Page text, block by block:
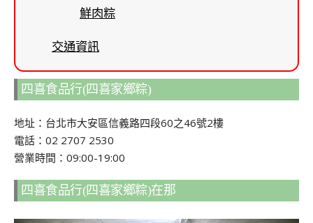
鮮肉粽
交通資訊
四喜食品行(四喜家鄉粽)
地址：台北市大安區信義路四段60之46號2樓
電話：02 2707 2530
營業時間：09:00-19:00
四喜食品行(四喜家鄉粽)在那